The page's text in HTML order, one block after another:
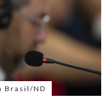
Brasil/ND